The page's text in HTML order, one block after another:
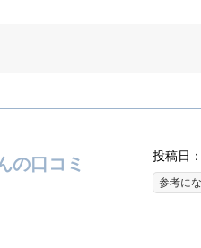
の口コミ 投稿日
参考に